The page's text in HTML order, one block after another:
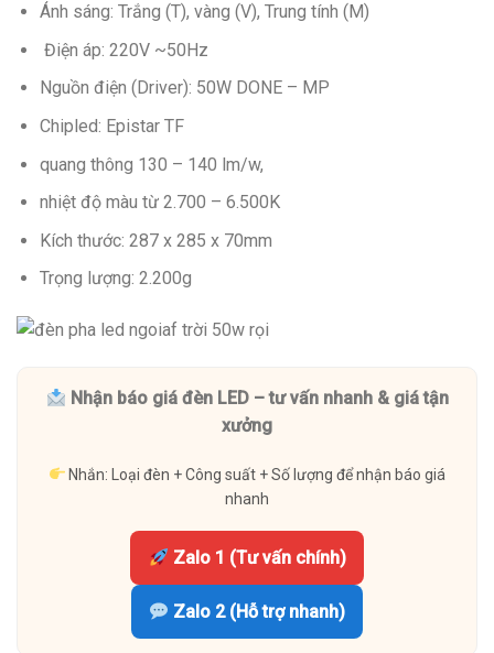
Ánh sáng: Trắng (T), vàng (V), Trung tính (M)
Điện áp: 220V ~50Hz
Nguồn điện (Driver): 50W DONE – MP
Chipled: Epistar TF
quang thông 130 – 140 lm/w,
nhiệt độ màu từ 2.700 – 6.500K
Kích thước: 287 x 285 x 70mm
Trọng lượng: 2.200g
Nhận báo giá đèn LED – tư vấn nhanh & giá tận
xưởng
Nhắn: Loại đèn + Công suất + Số lượng để nhận báo giá
nhanh
Zalo 1 (Tư vấn chính)
Zalo 2 (Hỗ trợ nhanh)